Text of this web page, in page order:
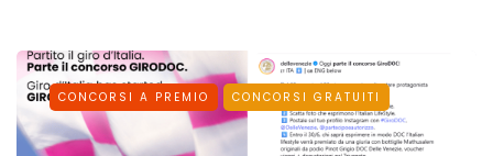
CONCORSI A PREMIO CONCORSI GRATUITI